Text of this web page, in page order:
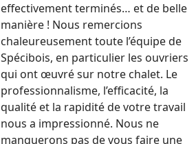
effectivement terminés… et de belle
manière ! Nous remercions
chaleureusement toute l’équipe de
Spécibois, en particulier les ouvriers
qui ont œuvré sur notre chalet. Le
professionnalisme, l’efficacité, la
qualité et la rapidité de votre travail
nous a impressionné. Nous ne
manquerons pas de vous faire une